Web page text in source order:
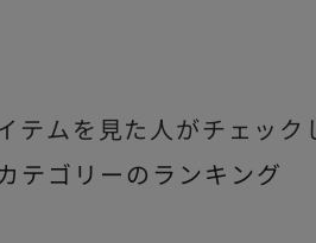
テムを見た人がチェック
テゴリーのランキング